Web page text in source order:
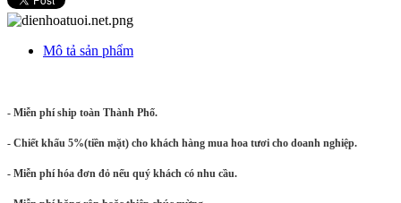
Mô tả sản phẩm
- Miễn phí ship toàn Thành Phố.
- Chiết khấu 5%(tiền mặt) cho khách hàng mua hoa tươi cho doanh nghiệp.
- Miễn phí hóa đơn đỏ nếu quý khách có nhu cầu.